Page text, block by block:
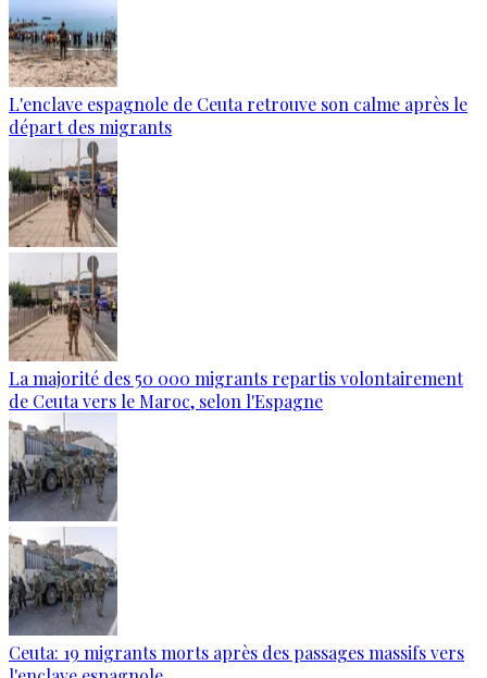
L'enclave espagnole de Ceuta retrouve son calme après le
départ des migrants
La majorité des 50 000 migrants repartis volontairement
de Ceuta vers le Maroc, selon l'Espagne
Ceuta: 19 migrants morts après des passages massifs vers